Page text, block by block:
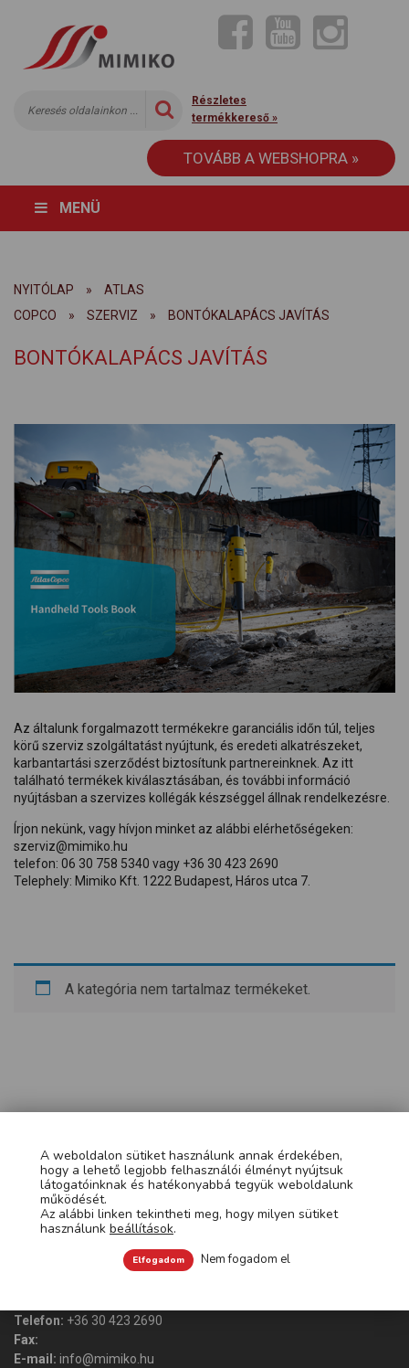
Részletes
termékkereső »
TOVÁBB A WEBSHOPRA »
MENÜ
NYITÓLAP »
ATLAS
COPCO
» SZERVIZ » BONTÓKALAPÁCS JAVÍTÁS
BONTÓKALAPÁCS JAVÍTÁS
Az általunk forgalmazott termékekre garanciális időn túl, teljes
körű szerviz szolgáltatást nyújtunk, és eredeti alkatrészeket,
karbantartási szerződést biztosítunk partnereinknek. Az itt
található termékek kiválasztásában, és további információ
nyújtásban a szervizes kollégák készséggel állnak rendelkezésre.
Írjon nekünk, vagy hívjon minket az alábbi elérhetőségeken:
szerviz@mimiko.hu
telefon: 06 30 758 5340 vagy +36 30 423 2690
Telephely: Mimiko Kft. 1222 Budapest, Háros utca 7.
A kategória nem tartalmaz termékeket.
Telefon: +36 30 423 2690
Fax:
E-mail: info@mimiko.hu
A weboldalon sütiket használunk annak érdekében,
hogy a lehető legjobb felhasználói élményt nyújtsuk
látogatóinknak és hatékonyabbá tegyük weboldalunk
működését.
Az alábbi linken tekintheti meg, hogy milyen sütiket
használunk beállítások.
Elfogadom Nem fogadom el